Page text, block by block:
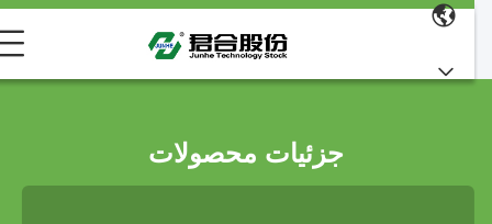
جزئیات محصولات